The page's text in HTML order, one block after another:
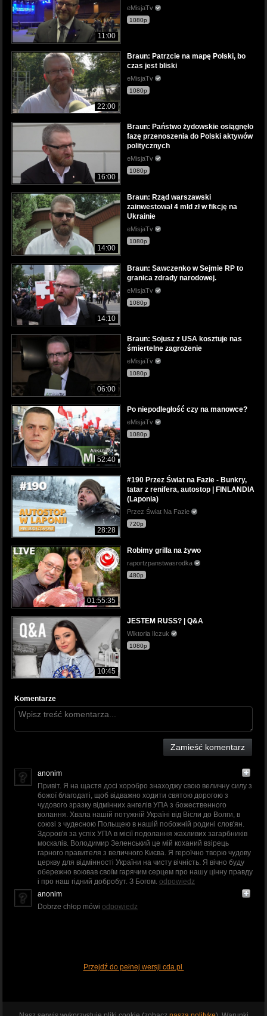
11:00
eMisjaTv
1080p
22:00
Braun: Patrzcie na mapę Polski, bo
czas jest bliski
eMisjaTv
1080p
16:00
Braun: Państwo żydowskie osiągnęło
fazę przenoszenia do Polski aktywów
politycznych
eMisjaTv
1080p
14:00
Braun: Rząd warszawski
zainwestował 4 mld zł w fikcję na
Ukrainie
eMisjaTv
1080p
14:10
Braun: Sawczenko w Sejmie RP to
granica zdrady narodowej.
eMisjaTv
1080p
06:00
Braun: Sojusz z USA kosztuje nas
śmiertelne zagrożenie
eMisjaTv
1080p
52:40
Po niepodległość czy na manowce?
eMisjaTv
1080p
28:28
#190 Przez Świat na Fazie - Bunkry,
tatar z renifera, autostop | FINLANDIA
(Laponia)
Przez Świat Na Fazie
720p
01:55:35
Robimy grilla na żywo
raportzpanstwasrodka
480p
10:45
JESTEM RUSS? | Q&A
Wiktoria Ilczuk
1080p
Komentarze
Zamieść komentarz
anonim
Привіт. Я на щастя досі хоробро знаходжу свою величну силу з
божої благодаті, щоб відважно ходити святою дорогою з
чудового зразку відмінних ангелів УПА з божественного
волання. Хвала нашій потужній Україні від Вісли до Волги, в
союзі з чудесною Польщею в нашій побожній родині слов'ян.
Здоров'я за успіх УПА в місії подолання жахливих загарбників
москалів. Володимир Зеленський це мій коханий взірець
гарного правителя з величного Києва. Я героїчно творю чудову
церкву для відмінності України на чисту вічність. Я вічно буду
обережно воював своїм гарячим серцем про нашу цінну правду
і про наш гідний добробут. З Богом. odpowiedz
anonim
Dobrze chłop mówi odpowiedz
Przejdź do pełnej wersji cda.pl